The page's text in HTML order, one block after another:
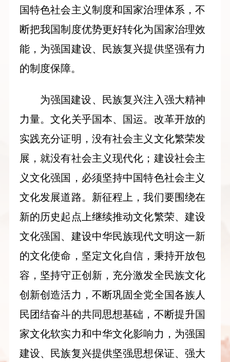
国特色社会主义制度和国家治理体系，不
断把我国制度优势更好转化为国家治理效
能，为强国建设、民族复兴提供坚强有力
的制度保障。
为强国建设、民族复兴注入强大精神
力量。文化关乎国本、国运。改革开放的
实践充分证明，没有社会主义文化繁荣发
展，就没有社会主义现代化；建设社会主
义文化强国，必须坚持中国特色社会主义
文化发展道路。新征程上，我们要围绕在
新的历史起点上继续推动文化繁荣、建设
文化强国、建设中华民族现代文明这一新
的文化使命，坚定文化自信，秉持开放包
容，坚持守正创新，充分激发全民族文化
创新创造活力，不断巩固全党全国各族人
民团结奋斗的共同思想基础，不断提升国
家文化软实力和中华文化影响力，为强国
建设、民族复兴提供坚强思想保证、强大